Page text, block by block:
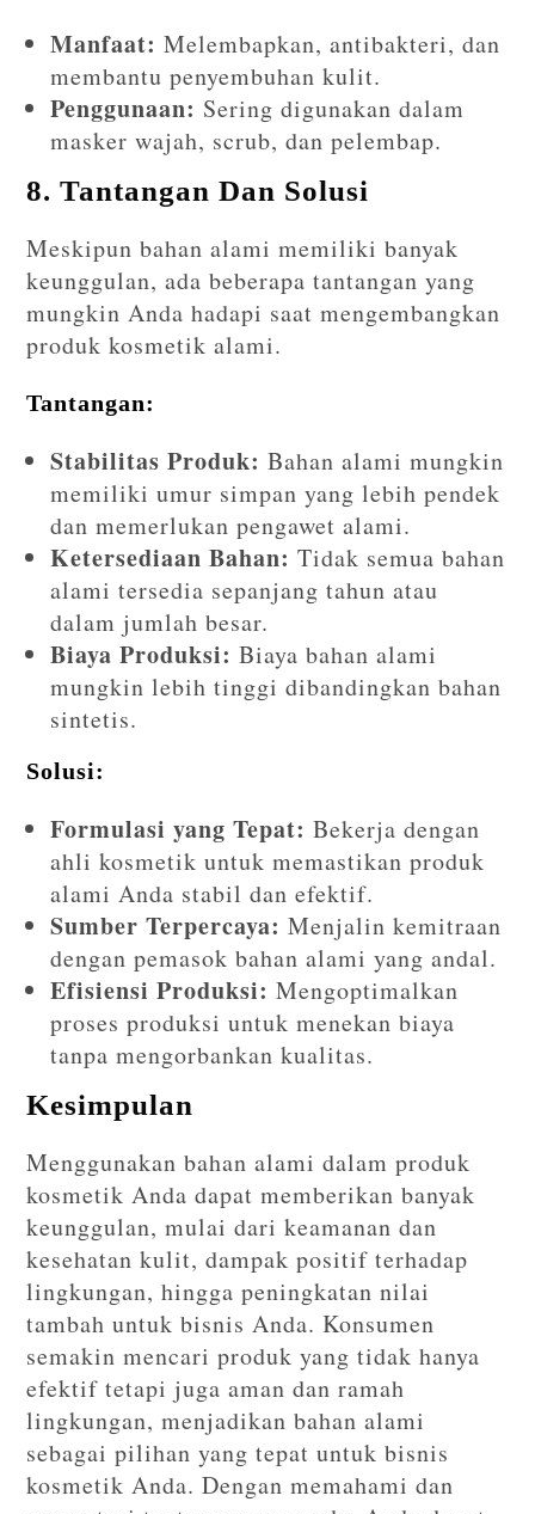
Manfaat: Melembapkan, antibakteri, dan
membantu penyembuhan kulit.
Penggunaan: Sering digunakan dalam
masker wajah, scrub, dan pelembap.
8. Tantangan Dan Solusi
Meskipun bahan alami memiliki banyak
keunggulan, ada beberapa tantangan yang
mungkin Anda hadapi saat mengembangkan
produk kosmetik alami.
Tantangan:
Stabilitas Produk: Bahan alami mungkin
memiliki umur simpan yang lebih pendek
dan memerlukan pengawet alami.
Ketersediaan Bahan: Tidak semua bahan
alami tersedia sepanjang tahun atau
dalam jumlah besar.
Biaya Produksi: Biaya bahan alami
mungkin lebih tinggi dibandingkan bahan
sintetis.
Solusi:
Formulasi yang Tepat: Bekerja dengan
ahli kosmetik untuk memastikan produk
alami Anda stabil dan efektif.
Sumber Terpercaya: Menjalin kemitraan
dengan pemasok bahan alami yang andal.
Efisiensi Produksi: Mengoptimalkan
proses produksi untuk menekan biaya
tanpa mengorbankan kualitas.
Kesimpulan
Menggunakan bahan alami dalam produk
kosmetik Anda dapat memberikan banyak
keunggulan, mulai dari keamanan dan
kesehatan kulit, dampak positif terhadap
lingkungan, hingga peningkatan nilai
tambah untuk bisnis Anda. Konsumen
semakin mencari produk yang tidak hanya
efektif tetapi juga aman dan ramah
lingkungan, menjadikan bahan alami
sebagai pilihan yang tepat untuk bisnis
kosmetik Anda. Dengan memahami dan